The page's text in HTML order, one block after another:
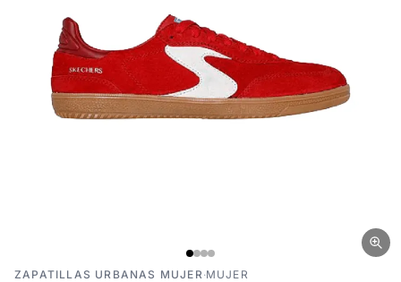
ZAPATILLAS URBANAS MUJER·MUJER